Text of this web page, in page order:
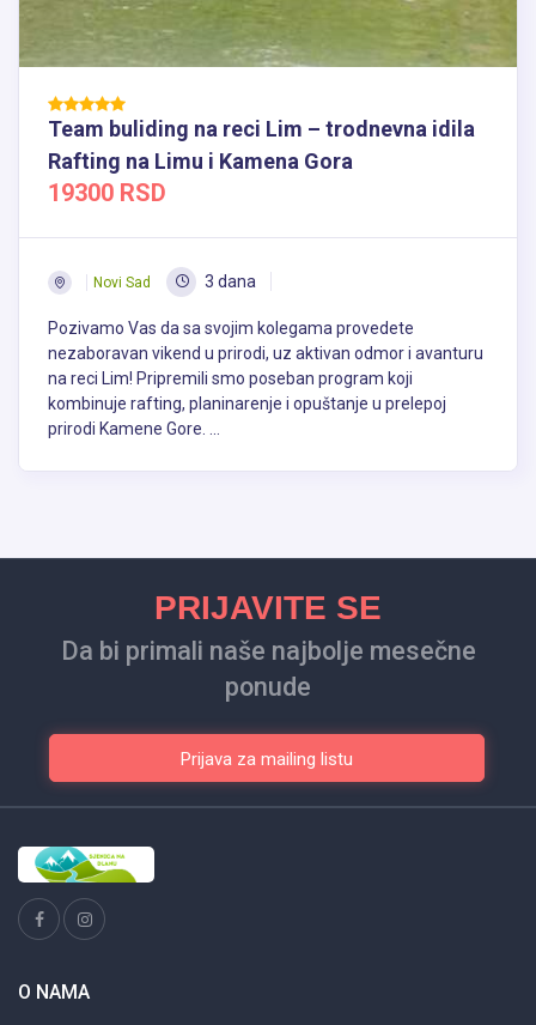
Team buliding na reci Lim – trodnevna idila
Rafting na Limu i Kamena Gora
19300 RSD
Novi Sad 3 dana
Pozivamo Vas da sa svojim kolegama provedete
nezaboravan vikend u prirodi, uz aktivan odmor i avanturu
na reci Lim! Pripremili smo poseban program koji
kombinuje rafting, planinarenje i opuštanje u prelepoj
prirodi Kamene Gore. ...
PRIJAVITE SE
Da bi primali naše najbolje mesečne
ponude
Prijava za mailing listu
O NAMA